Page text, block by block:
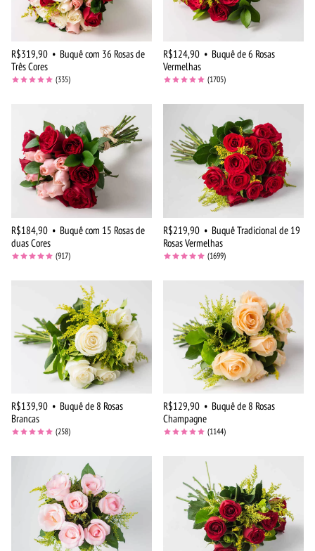
R$319,90 • Buquê com 36 Rosas de
Três Cores
(335)
R$124,90 • Buquê de 6 Rosas
Vermelhas
(1705)
R$184,90 • Buquê com 15 Rosas de
duas Cores
(917)
R$219,90 • Buquê Tradicional de 19
Rosas Vermelhas
(1699)
R$139,90 • Buquê de 8 Rosas
Brancas
(258)
R$129,90 • Buquê de 8 Rosas
Champagne
(1144)